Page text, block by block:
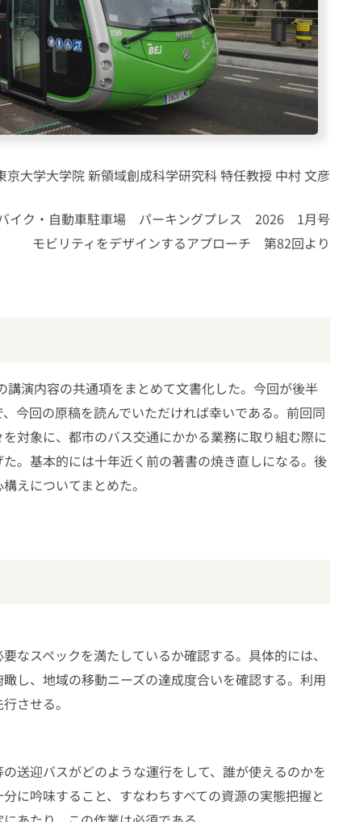
京大学大学院 新領域創成科学研究科 特任教授 中村 文彦
イク・自動車駐車場 パーキングプレス 2026 1月号
モビリティをデザインするアプローチ 第82回より
演内容の共通項をまとめて文書化した。今回が後半
今回の原稿を読んでいただければ幸いである。前回同
対象に、都市のバス交通にかかる業務に取り組む際に
。基本的には十年近く前の著書の焼き直しになる。後
えについてまとめた。
なスペックを満たしているか確認する。具体的には、
し、地域の移動ニーズの達成度合いを確認する。利用
させる。
送迎バスがどのような運行をして、誰が使えるのかを
に吟味すること、すなわちすべての資源の実態把握と